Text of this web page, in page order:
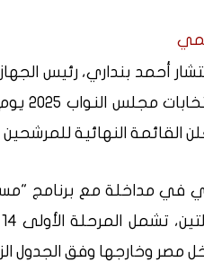
أحمد بنداري، رئيس
القائمة النهائية
في مداخلة مع برنامج
مصر وخارجها وفق الجدول